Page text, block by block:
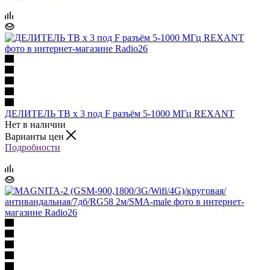
ДЕЛИТЕЛЬ ТВ х 3 под F разъём 5-1000 МГц REXANT
Нет в наличии
Варианты цен
Подробности